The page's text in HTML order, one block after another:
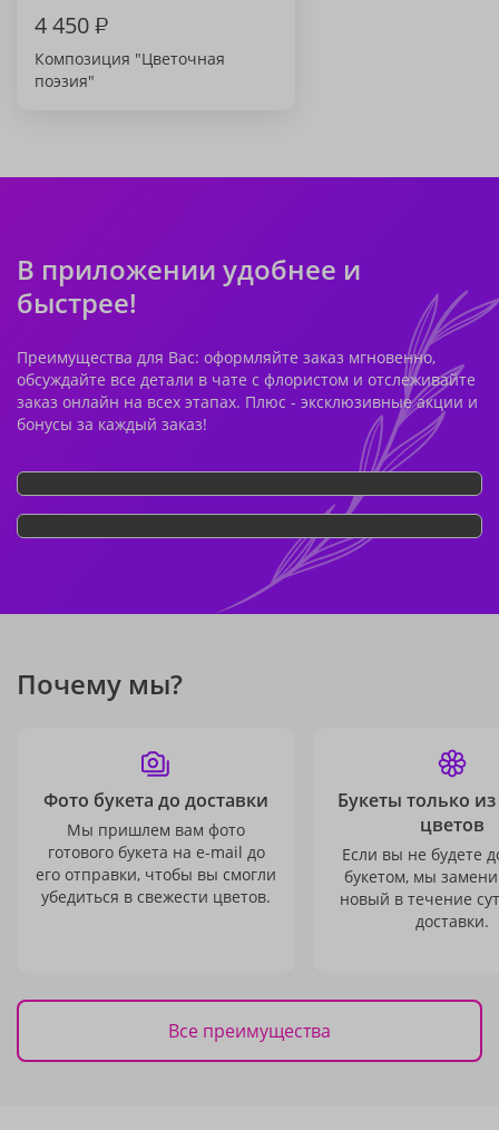
4 450₽
Композиция "Цветочная
поэзия"
В приложении удобнее и
быстрее!
Преимущества для Вас: оформляйте заказ мгновенно,
обсуждайте все детали в чате с флористом и отслеживайте
заказ онлайн на всех этапах. Плюс - эксклюзивные акции и
бонусы за каждый заказ!
Почему мы?
Фото букета до доставки
Мы пришлем вам фото
готового букета на e-mail до
его отправки, чтобы вы смогли
убедиться в свежести цветов.
Букеты только
цветов
Если вы не будете
букетом, мы
новый в течение
доставки.
Все преимущества